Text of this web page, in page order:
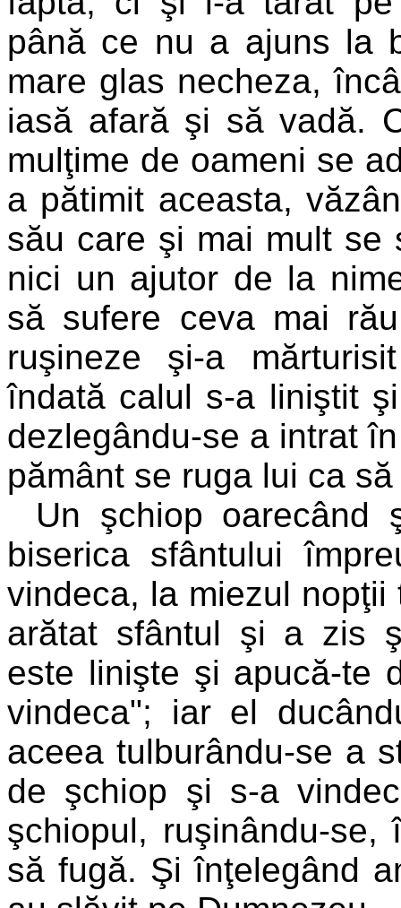
până ce nu a ajuns la
mare glas necheza,
iasă afară şi să vadă.
mulţime de oameni se
a pătimit aceasta,
său care şi mai mult se
nici un ajutor de la
să sufere ceva mai
ruşineze şi-a
îndată calul s-a liniştit
dezlegându-se a intrat
pământ se ruga lui ca
Un şchiop oarecând
biserica sfântului
vindeca, la miezul
arătat sfântul şi a zis
este linişte şi apucă-te
vindeca"; iar el
aceea tulburându-se a
de şchiop şi s-a
şchiopul, ruşinându-
să fugă. Şi înţelegând